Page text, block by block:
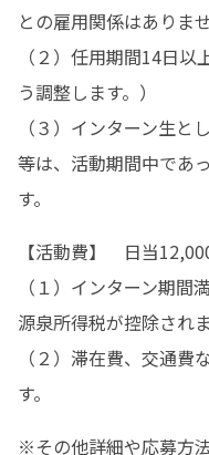
との雇用関係はありませ
（２）任用期間14日
う調整します。）
（３）インターン生
等は、活動期間中であ
す。
【活動費】　日当
（１）インターン期間
源泉所得税が控除されま
（２）滞在費、交通
す。